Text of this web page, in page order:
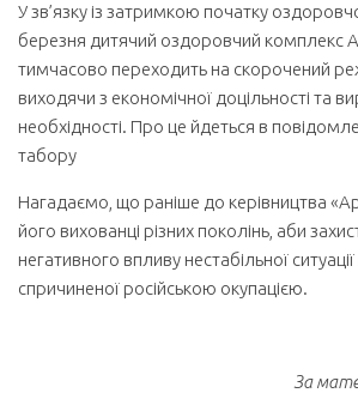
У зв’язку із затримкою початку
березня дитячий оздоровчий комплекс
тимчасово переходить на скорочений
виходячи з економічної доцільності та
необхідності. Про це йдеться в
табору
Нагадаємо, що раніше до керівництва
його вихованці різних поколінь, аби
негативного впливу нестабільної ситуації
спричиненої російською окупацією.
За